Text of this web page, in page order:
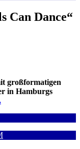
Can Dance“
großformatigen
in Hamburgs